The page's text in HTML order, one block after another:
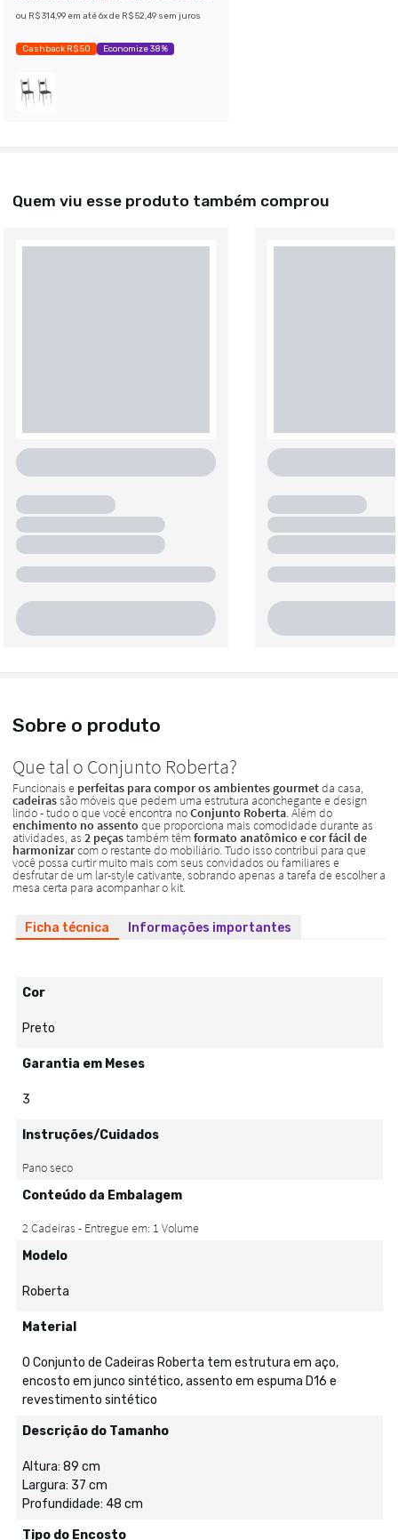
ou R$ 314,99 em até 6x de R$ 52,49 sem juros
Cashback R$ 50 Economize 38%
Quem viu esse produto também comprou
Sobre o produto
Ficha técnica Informações importantes
Cor
Preto
Garantia em Meses
3
Instruções/Cuidados
Conteúdo da Embalagem
Modelo
Roberta
Material
O Conjunto de Cadeiras Roberta tem estrutura em aço,
encosto em junco sintético, assento em espuma D16 e
revestimento sintético
Descrição do Tamanho
Altura: 89 cm
Largura: 37 cm
Profundidade: 48 cm
Tipo do Encosto